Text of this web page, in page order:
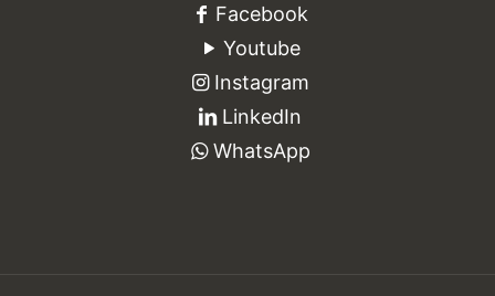
Facebook
Youtube
Instagram
LinkedIn
WhatsApp